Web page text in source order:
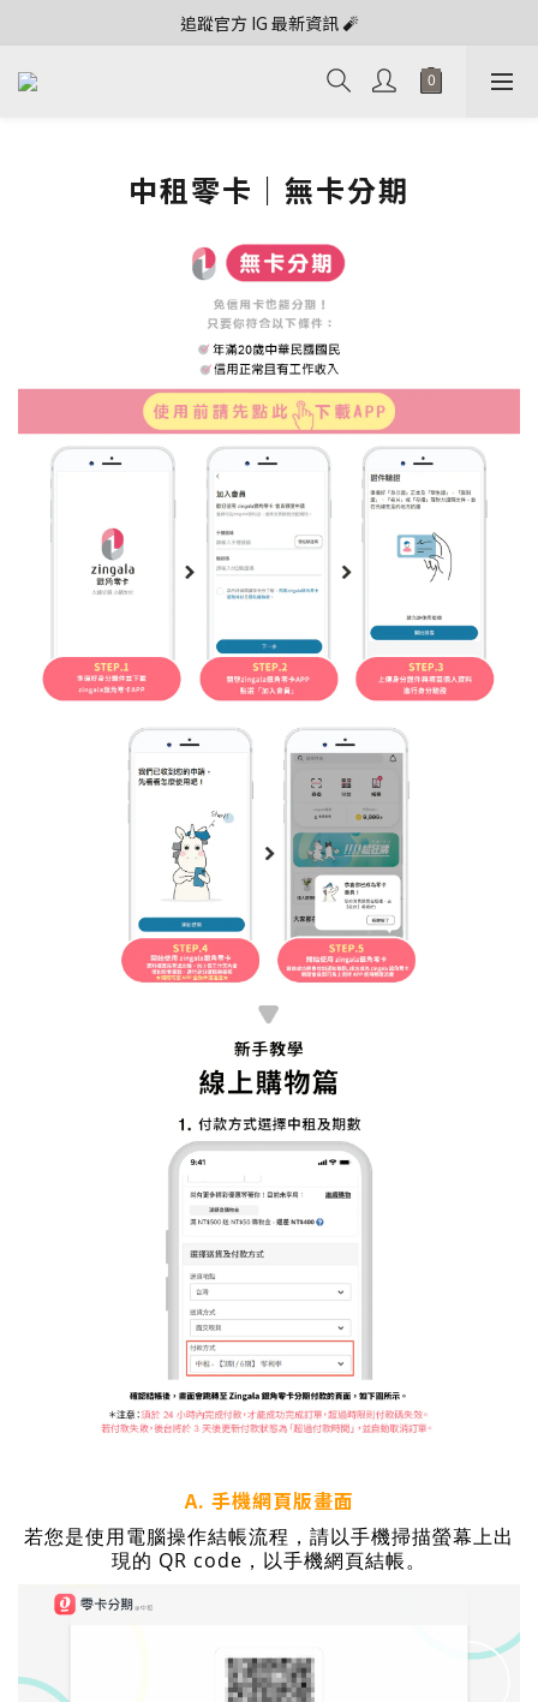
追蹤官方 IG 最新資訊 🧨
中租零卡｜無卡分期
A. 手機網頁版畫面
若您是使用電腦操作結帳流程，請以手機掃描螢幕上出
現的 QR code，以手機網頁結帳。